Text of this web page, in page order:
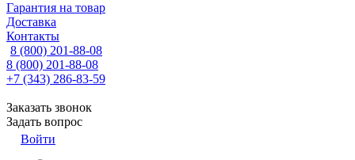
Гарантия на товар
Доставка
Контакты
8 (800) 201-88-08
8 (800) 201-88-08
+7 (343) 286-83-59
Заказать звонок
Задать вопрос
Войти